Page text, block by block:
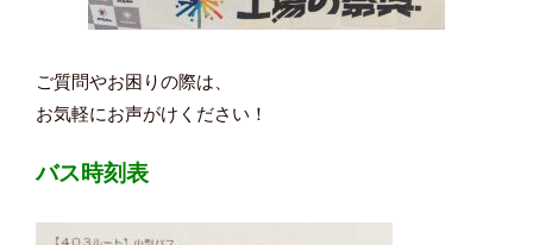
ご質問やお困りの際は、
お気軽にお声がけください！
バス時刻表